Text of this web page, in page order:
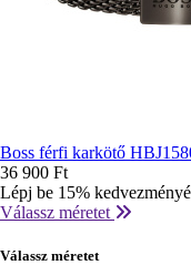
Boss férfi karkötő
36 900 Ft
Lépj be 15%
Válassz méretet
Válassz méretet